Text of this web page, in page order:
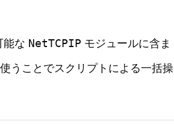
能な NetTCPIP モジュールに含ま
うことでスクリプトによる一括操